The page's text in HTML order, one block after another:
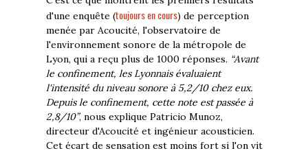
d'une enquête (toujours en cours) de perception
menée par Acoucité, l'observatoire de
l'environnement sonore de la métropole de
Lyon, qui a reçu plus de 1000 réponses. “Avant
le confinement, les Lyonnais évaluaient
l'intensité du niveau sonore à 5,2/10 chez eux.
Depuis le confinement, cette note est passée à
2,8/10”, nous explique Patricio Munoz,
directeur d'Acoucité et ingénieur acousticien.
Cet écart de sensation est moins fort si l'on vit